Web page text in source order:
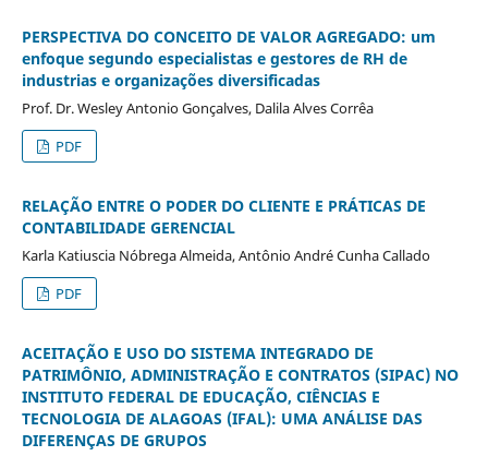
PERSPECTIVA DO CONCEITO DE VALOR AGREGADO: um
enfoque segundo especialistas e gestores de RH de
industrias e organizações diversificadas
Prof. Dr. Wesley Antonio Gonçalves, Dalila Alves Corrêa
PDF
RELAÇÃO ENTRE O PODER DO CLIENTE E PRÁTICAS DE
CONTABILIDADE GERENCIAL
Karla Katiuscia Nóbrega Almeida, Antônio André Cunha Callado
PDF
ACEITAÇÃO E USO DO SISTEMA INTEGRADO DE
PATRIMÔNIO, ADMINISTRAÇÃO E CONTRATOS (SIPAC) NO
INSTITUTO FEDERAL DE EDUCAÇÃO, CIÊNCIAS E
TECNOLOGIA DE ALAGOAS (IFAL): UMA ANÁLISE DAS
DIFERENÇAS DE GRUPOS